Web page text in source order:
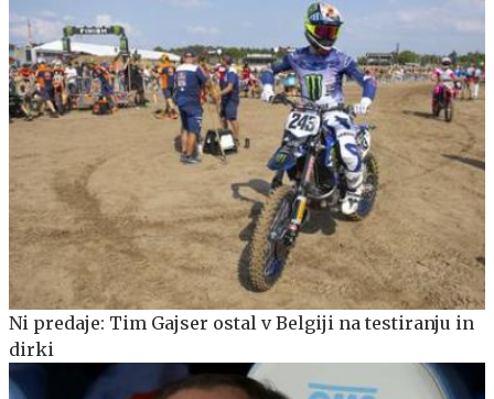
Ni predaje: Tim Gajser ostal v Belgiji na testiranju in
dirki